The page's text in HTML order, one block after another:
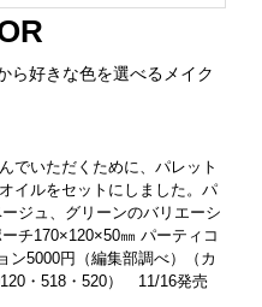
ら好きな色を選べるメイク
でいただくために、パレット
イルをセットにしました。パ
ジュ、グリーンのバリエーシ
チ170×120×50㎜ パーティコ
ン5000円（編集部調べ）（カ
・518・520） 11/16発売